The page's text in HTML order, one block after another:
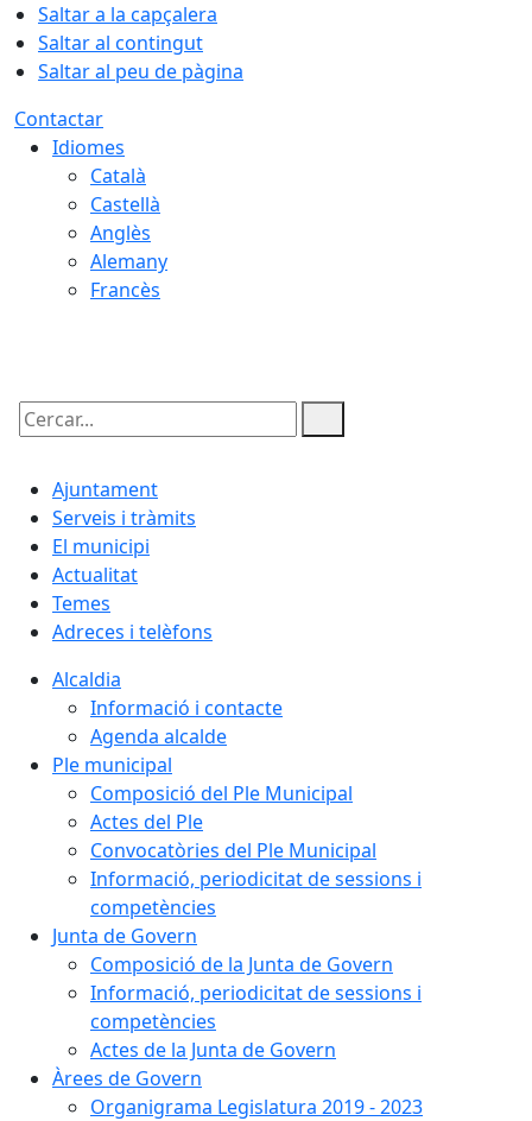
Saltar a la capçalera
Saltar al contingut
Saltar al peu de pàgina
Contactar
Idiomes
Català
Castellà
Anglès
Alemany
Francès
Cercar:
Ajuntament
Serveis i tràmits
El municipi
Actualitat
Temes
Adreces i telèfons
Alcaldia
Informació i contacte
Agenda alcalde
Ple municipal
Composició del Ple Municipal
Actes del Ple
Convocatòries del Ple Municipal
Informació, periodicitat de sessions i
competències
Junta de Govern
Composició de la Junta de Govern
Informació, periodicitat de sessions i
competències
Actes de la Junta de Govern
Àrees de Govern
Organigrama Legislatura 2019 - 2023